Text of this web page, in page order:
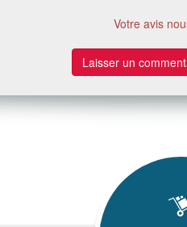
Votre avis
Laisser un